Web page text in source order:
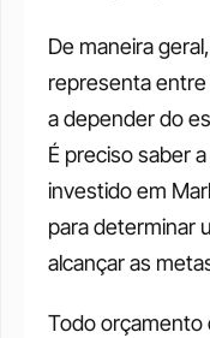
De maneira
representa entre
a depender do
É preciso saber
investido em
para determinar
alcançar as
Todo orçamento